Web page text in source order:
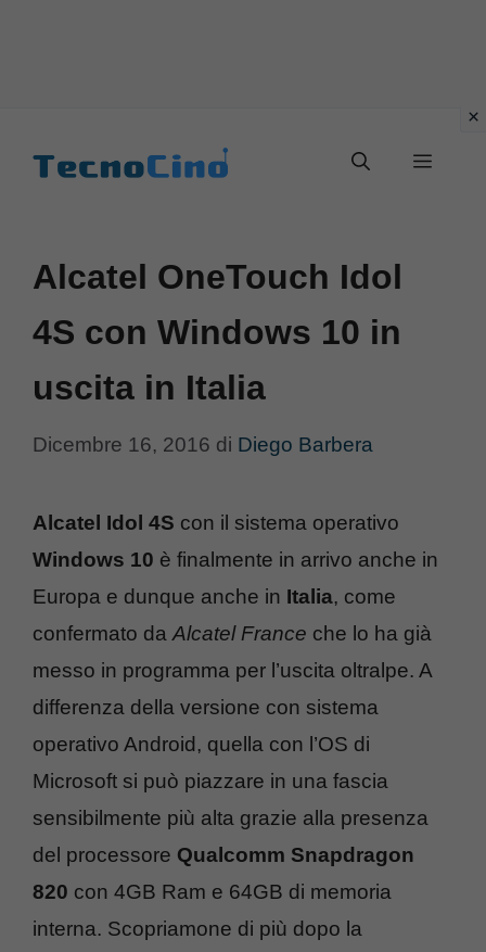
Menu
Alcatel OneTouch Idol
4S con Windows 10 in
uscita in Italia
Dicembre 16, 2016 di Diego Barbera
Alcatel Idol 4S con il sistema operativo
Windows 10 è finalmente in arrivo anche in
Europa e dunque anche in Italia, come
confermato da Alcatel France che lo ha già
messo in programma per l’uscita oltralpe. A
differenza della versione con sistema
operativo Android, quella con l’OS di
Microsoft si può piazzare in una fascia
sensibilmente più alta grazie alla presenza
del processore Qualcomm Snapdragon
820 con 4GB Ram e 64GB di memoria
interna. Scopriamone di più dopo la